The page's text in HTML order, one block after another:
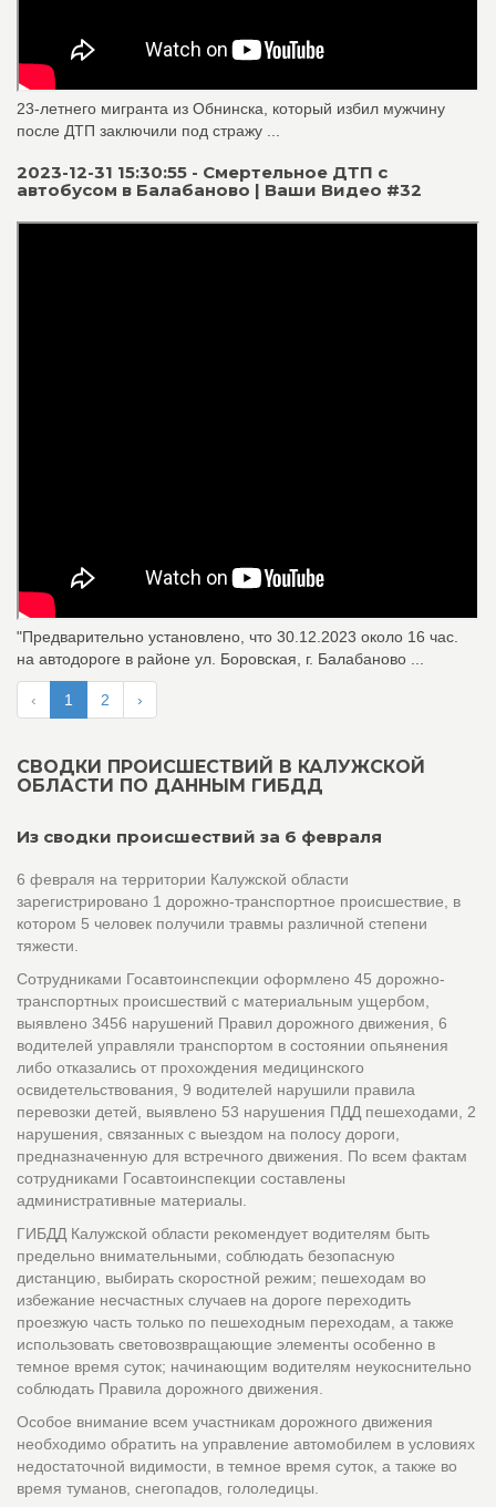
23-летнего мигранта из Обнинска, который избил мужчину
после ДТП заключили под стражу ...
2023-12-31 15:30:55 - Смертельное ДТП с
автобусом в Балабаново | Ваши Видео #32
"Предварительно установлено, что 30.12.2023 около 16 час.
на автодороге в районе ул. Боровская, г. Балабаново ...
‹ 1 2 ›
СВОДКИ ПРОИСШЕСТВИЙ В КАЛУЖСКОЙ
ОБЛАСТИ ПО ДАННЫМ ГИБДД
Из сводки происшествий за 6 февраля
6 февраля на территории Калужской области
зарегистрировано 1 дорожно-транспортное происшествие, в
котором 5 человек получили травмы различной степени
тяжести.
Сотрудниками Госавтоинспекции оформлено 45 дорожно-
транспортных происшествий с материальным ущербом,
выявлено 3456 нарушений Правил дорожного движения, 6
водителей управляли транспортом в состоянии опьянения
либо отказались от прохождения медицинского
освидетельствования, 9 водителей нарушили правила
перевозки детей, выявлено 53 нарушения ПДД пешеходами, 2
нарушения, связанных с выездом на полосу дороги,
предназначенную для встречного движения. По всем фактам
сотрудниками Госавтоинспекции составлены
административные материалы.
ГИБДД Калужской области рекомендует водителям быть
предельно внимательными, соблюдать безопасную
дистанцию, выбирать скоростной режим; пешеходам во
избежание несчастных случаев на дороге переходить
проезжую часть только по пешеходным переходам, а также
использовать световозвращающие элементы особенно в
темное время суток; начинающим водителям неукоснительно
соблюдать Правила дорожного движения.
Особое внимание всем участникам дорожного движения
необходимо обратить на управление автомобилем в условиях
недостаточной видимости, в темное время суток, а также во
время туманов, снегопадов, гололедицы.